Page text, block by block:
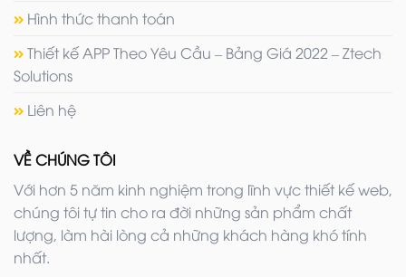
Hình thức thanh toán
Thiết kế APP Theo Yêu Cầu – Bảng Giá 2022 – Ztech
Solutions
Liên hệ
VỀ CHÚNG TÔI
Với hơn 5 năm kinh nghiệm trong lĩnh vực thiết kế web,
chúng tôi tự tin cho ra đời những sản phẩm chất
lượng, làm hài lòng cả những khách hàng khó tính
nhất.